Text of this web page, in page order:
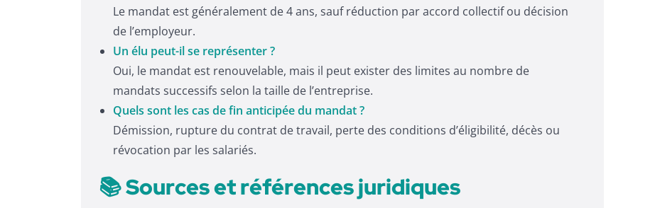
Le mandat est généralement de 4 ans, sauf réduction par accord collectif ou décision
de l’employeur.
Un élu peut-il se représenter ?
Oui, le mandat est renouvelable, mais il peut exister des limites au nombre de
mandats successifs selon la taille de l’entreprise.
Quels sont les cas de fin anticipée du mandat ?
Démission, rupture du contrat de travail, perte des conditions d’éligibilité, décès ou
révocation par les salariés.
📚 Sources et références juridiques